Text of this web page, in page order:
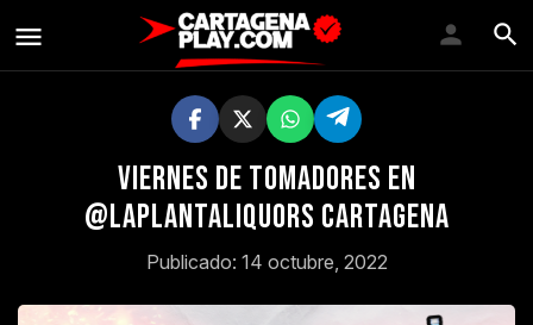
Viernes de Tomadores en
@laplantaliquors Cartagena
Publicado: 14 octubre, 2022